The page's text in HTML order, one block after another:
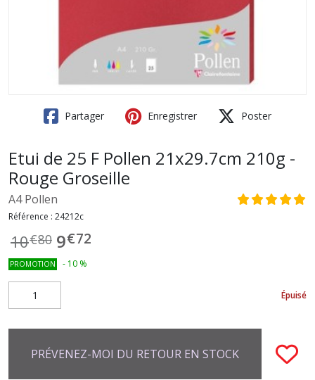
Partager Enregistrer Poster
Etui de 25 F Pollen 21x29.7cm 210g -
Rouge Groseille
A4 Pollen
Référence : 24212c
10€80 9€72
PROMOTION - 10 %
Épuisé
PRÉVENEZ-MOI DU RETOUR EN STOCK